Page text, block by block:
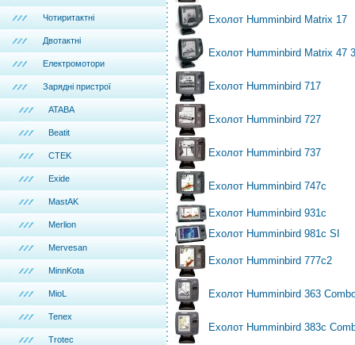
Чотиритактні
Двотактні
Електромотори
Зарядні пристрої
ATABA
Beatit
CTEK
Exide
MastAK
Merlion
Mervesan
MinnKota
MioL
Tenex
Trotec
Ехолот Humminbird Matrix 17
Ехолот Humminbird Matrix 47
Ехолот Humminbird 717
Ехолот Humminbird 727
Ехолот Humminbird 737
Ехолот Humminbird 747c
Ехолот Humminbird 931c
Ехолот Humminbird 981c SI
Ехолот Humminbird 777c2
Ехолот Humminbird 363
Ехолот Humminbird 383с